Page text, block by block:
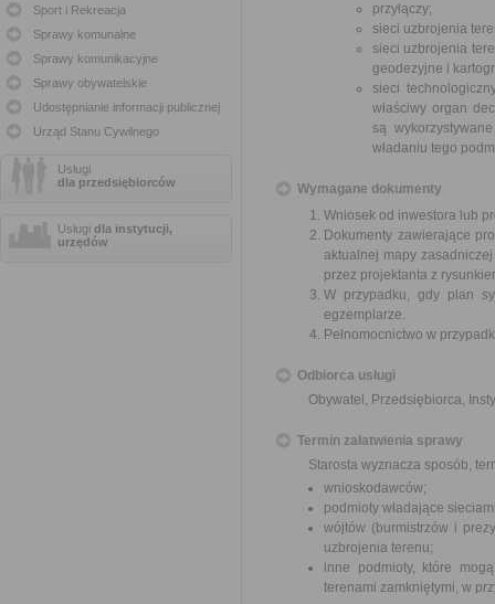
Sport i Rekreacja
Sprawy komunalne
Sprawy komunikacyjne
Sprawy obywatelskie
Udostępnianie informacji publicznej
Urząd Stanu Cywilnego
Usługi
dla przedsiębiorców
Usługi dla instytucji,
urzędów
przyłączy;
sieci uzbrojenia
sieci uzbrojenia
geodezyjne i
sieci
właściwy organ
są
władaniu tego
Wymagane dokumenty
Wniosek od inwestora lub
Dokumenty zawierające
aktualnej mapy
przez projektanta z
W przypadku, gdy plan
egzemplarze.
Pełnomocnictwo w
Odbiorca usługi
Obywatel, Przedsiębiorca,
Termin załatwienia sprawy
Starosta wyznacza sposób,
wnioskodawców;
podmioty władające
wójtów (burmistrzów i
uzbrojenia terenu;
inne podmioty, które
terenami zamkniętymi, w